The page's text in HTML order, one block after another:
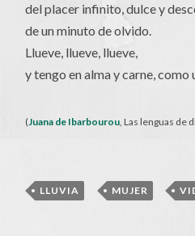
del placer infinito, dulce y
de un minuto de olvido.
Llueve, llueve, llueve,
y tengo en alma y carne, como
(Juana de Ibarbourou, Las lenguas de
LLUVIA , MUJER ,